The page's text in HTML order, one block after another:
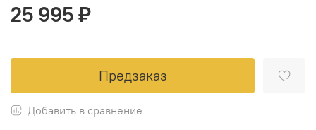
25 995 ₽
Предзаказ
Добавить в сравнение